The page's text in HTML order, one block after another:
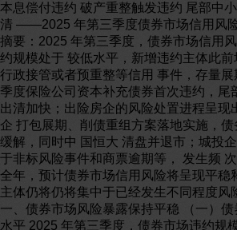
本息偿付违约 破产重整触发违约 尾部中小金融机构风险加快出清 ——2025 年第三季度债券市场信用风险分析 研发部 武博夫 摘要：2025 年第三季度，债券市场信用风险状况保持平稳，违约规模处于 较低水平，新增违约主体此前均已发生债券展期、行政接管或者预重整等信用 事件，存量展期债券稳步化解。三季度保险公司资本补充债券首次违约，尾部 中 小金融机构风险出清加快；出险房企的风险处置进程呈现出分化特征，部分 房企 打包展期、削债重组方案落地实施，债务压力得到不同程度缓解，同时中 国恒大 清盘并退市；城投企业信用风险事件集中于非标风险事件和商票逾期等， 发生频 次继续保持低位。展望全年，预计债券市场信用风险将呈现平稳释放态 势，新增 违约主体仍将仍将集中于已经发生不同程度风险暴露的尾部主体。 一、债券市场风险暴露保持平稳 （一）债券违约规模处于较低水平 2025 年第三季度，债券市场违约规模仍处于较低水平。全市场共有 7 支债 券发生违约，环比较二季度增加 4 支；违约金额共 亿元，较二季度增加 亿元，主要集中于“15 天安财险”到期本息兑付违约 亿元。累计来看， 2025 年前三季度债券市场违约金额共 亿元，同比下降 %，主要是由 于房地产企业新增违约数量减少导致。 图表 1. 债券市场季度违约金额（亿元） 数据来源：Wind、公司公告，新世纪评级整理。 20 18 Q 1 20 18 Q 2 20 18 Q 3 20 18 Q 4 20 19 Q 1 20 19 Q 2 20 19 Q 3 20 19 Q 4 20 20 Q 1 20 20 Q 2 20 20 Q 3 20 20 Q 4 20 21 Q 1 20 21 Q 2 20 21 Q 3 20 21 Q 4 20 22 Q 1 20 22 Q 2 20 22 Q 3 20 22 Q 4 20 23 Q 1 20 23 Q 2 20 23 Q 3 20 23 Q 4 20 24 Q 1 20 24 Q 2 20 24 Q 3 20 24 Q 4 20 25 Q 1 20 25 Q 2 20 25 Q 3 从券种来看，第三季度违约债券包括公开发行公司债、非公开发行公司债、 可转债与保险公司债资本补充债券等券种，其中“15 天安财险”为首支发生违约的 保险公司债，也是首支到期偿付违约的金融债券。 （二）尾部主体信用出清 2025 年第三季度违约债券共涉及 7 家发行人，其中 3 家发行人首次发生债 券违约，分别为深圳市中装建设集团股份有限公司（简称“中装建设）、湖北天 乾资产管理有限公司（简称“天乾资产”）和天安财产保险股份有限公司（简称 “天安财险”）。从违约方式来看，中装建设为破产重整触发违约，天乾资产和天 安财险均为债券偿付违约，这两家发行人此前曾分别于 2023 年 5 月和 2020 年 9 月首次债券展期。累计来看，2025 年前三季度债券市场新增违约主体共 9 家，较上年同期减少 10 家，新增违约主体此前均已发生债券展期、行政接管或 者预重整等信用事件，违约事件表现为尾部主体信用出清，债券市场风险暴露 情况整体上保持平稳。 图表 2. 2025 年第三季度债券市场新增违约主体 数据来源：Wind、公司公告，新世纪评级整理 从行业分布来看，三季度新增违约主体分别从事建筑与工程、不良资产管 理与财产保险行业。其中，中装建设为民营上市公司，2025 年 8 月 19 日公司被 法院裁定进入破产重整程序，其存续可转债“中装转 2”也随即提前到期并触发 违约。从违约原因来看，房地产信用风险外溢是中装建设发生违约的重要影响 因素，同时其治理问题也加剧了自身信用状况的恶化。 发行人 违约日期 违约方式 违约前的首 次展期日期 存续境内债 券余额（亿 元） Wind 四级 行业 企业所有 制性质 深圳市中装建设集 团股份有限公司 2025-08-19 破产重组 触发违约 未展期 建筑与工程 民营企业 湖北天乾资产管理 有限公司 2025-09-12 债券偿付 违约 2023-03-13 15 资产管理与 托管银行 民营企业 天安财产保险股份 有限公司 2025-09-30 债券偿付 违约 2020-09-30 53 财产与意外 伤害保险 中外合资 企业  中装建设 主要违约原因：（1）受上游房地产行业环境下行影响，经营业绩大幅下滑；（2）公 司存在财务造假等问题，内部财务管理混乱。 发行人概况：中装建设为民营上市公司，主要从事建筑装饰施工和物业管理等业 务。2022 年以来，由于受房地产项目订单减少等因素影响，中装建设经营状况显著恶 化，营业收入大幅下滑并出现大额亏损。此外公司还存在通过会计核算虚增利润的问 题，于 2025 年 4 月被证监会出具警告处分，相关责任人处以证券市场禁入处罚。2024 年 5 月，中装建设被债权人申请预重整。2025 年 8 月 19 日，公司正式进入破产重整程序。 存续债券情况：“中装转 2”于 2021 年 4 月上市发行，发行规模 亿元，发行期限 6 年。在中装建设正式进入破产程序之后，“中装转 2”相应提前到期触发违约，并于 2025 年 9 月 19 日起停止转股。除“中装转 2”之外，中装建设无其他存续债券。 除中装建设之外，三季度其余两家新增违约主体均为持牌金融机构，违约 事件反映出尾部中小金融机构风险出清加速。其中，天乾资产此前于 2023 年 5 月首次发生债券展期，除受间接控股股东武汉当代科技产业集团股份有限公司 （简称“当代科技”）违约事件影响导致外部支持力度削弱之外，也暴露出民营 AMC 风险管理薄弱、盈利模式单一等问题。  天乾资产 主要违约原因：（1）不良资产经营项目处置进度不及预期；（2）展期期间债务压力 不断累积，财务状况持续恶化；（3）间接控股股东破产重整，无法履行债券担保义务 发行人概况：天乾资产为湖北省民营AMC，主要业务包括在湖北省内开展金融企业 不良资产批量收购与处置、股权投资、债权投资、资产并购重组等。公司控股股东天盈投 资作为天乾资管的第一大股东，直接持股 %，并通过一致行动协议实际控制天乾资 管 %的表决权。2023 年“当代系”信用风险暴露，当代科技债券违约，天盈投资、 天乾资产均陆续发生债券展期。2025 年以来伴随当代科技进入破产重整，债券投资 人拒绝继续展期，天盈投资、天乾资产先后发生违约。 存续债券情况：天乾资产债券发行历史仅“20 天乾 01”和“20 天乾 02”两支非公开发行 公司债券，本金余额分别为 亿元和 亿元。其中“20 天乾 01”已兑付违约，“20 天乾 02”将于2026 年5 月6 日面临兑付。 天安财险原为“明天系”控制下的财产保险公司，2020 年 7 月被原银保监会 进行行政接管，此后对应付利息挂账。2025 年 6 月公司被金融监管总局处以行 政处罚并吊销业务许可证，其保单业务已被新成立的申能财产保险股份有限公 司（简称“申能财险”）接收。  天安财险 主要违约原因：（1）公司治理问题严重，违规向关联方输送利益；（2）经营模式较 为激进，存在期限错配问题，资本补充能力不足 发行人概况：天安财险成立于 1995 年，主要从事车险、信用保证保险等财产保险业 务。作为“明天系”控制的金融机构，天安财险经营模式较为激进，长期依赖短期投资型业 务扩大经营规模，形成较为严重的期限错配问题，资本补充压力较大。另一方面， 公司 治理严重失衡，内部控制薄弱，违规向关联方输送利益、违规担保以及虚假报送监 管材料等问题频发。由于长期存在关联方利益输送，天安财险发行次级资本债补充资本 后仍难以满足流动性压力。2020 年 7 月，天安财险等九家“明天系”金融机构被监管部 门接管。 存续债券情况：除“15 天安财险”之外发行人无其他存续债券。 （三）存量展期债券稳步化解 2025 年第三季度，债券市场展期规模继续保持在较低水平。三季度债券市 场共有 29 支债券展期，主要集中于数家出险房企达成债券打包展期；新增展期 债券 2 支，本金余额共 亿元，均为本季度首次展期主体正兴隆房地产（深 圳）有限公司（简称“正兴隆地产”）存续债券。 图表 3. 2025 年第三季度债券市场新增展期债项 数据来源：Wind、公司公告，新世纪评级整理  正兴隆地产 发行人简况：正兴隆地产为港股上市公司绿景（中国）地产投资有限公司（简称 “绿景中国地产”，股票代码：）境内经营主体。公司业务主要集中于大湾区地区 城市更新项目，近年来受房地产市场下行影响去化难度加大，2024 年亏损规模扩大。 2025 年 3 月绿景中国地产披露债务违约。此外，2025 年 1 月，由于存在非市场化发行公 司债券的问题，深圳市证监局对正兴隆地产采取出具警示函措施。 存续债券情况：正兴隆房地产仅有“H1 绿景 01”与“H1 绿景 02”两支债券存续， 本金 余额共 亿元，将均于 2026 年 8 月 17 日面临到期兑付，均由绿景中国地产提供担保。 目前两支债券本期利息资金已展期至兑付日，如果发行人未来资产变现或债务重 组等处置手段不及预期，存续债券仍将面临违约的可能。 累计来看，2025 年前三季度债券市场共有 6 支一般信用类债券 1 期资产支 持证券首次展期，金额共 亿元，同比下降 %，降幅显著。伴随房地 产信用风险暴露逐渐接近尾声，债券市场展期现象持续回落。从存量来看，截 至 2025 年 9 月末，债券市场共有 202 支一般信用类债券与 40 期资产支持证券仍 处于展期状态，存量展期本金余额共 亿元，较上年末下降 亿元。 从债务风险化解处置的角度来看，目前展期主体的处置方式以打包展期为主， 延长兑付期限、缓解短期偿债压力，此外部分出险房企已实现整体债务重组， 债券余额大幅削减，成为存量展期规模下降的主要原因。 发行人 证券简称 券种 展期日期 展期前余 额（亿 元） 展期类 型 展期金额 （万元） 说明 正兴隆房地产 （深圳）有限 公司 H1 绿景 01 公司债 2025-08-18 2025-09-30 付息 两次对 利息展 期H1 绿景 02 公司债 2025-08-18 2025-09-30 付息 图表 4. 债券市场新增与存量展期情况 资料来源：Wind，新世纪评级整理。资产支持证券支数按分层统计 二、尾部中小金融机构风险加快出清 2025 年第三季度天安财险资本补充债券到期兑付违约，成为首支发生违约 的保险公司债券，显示出尾部中小金融机构的出清进程明显加快。此前，包商 银行股份有限公司（简称“包商银行”）发行的商业银行次级债券“15 包商银行 二级”于 2020 年 11 月全额减记并且不再支付累计应付利息，成为首支发生违约的 金融债券。此外，天安人寿、西藏金租等金融债券发行人曾发生债券展期， 部分 地方 AMC 和融资租赁公司发行的公司债券也发生违约。 图表 5. 债券市场金融债偿付风险事件 发行人 债券简称 债券类型 时间 事件 是否计入 债券违约 2020-09-30 利息挂账展期 否天安财产保险股份 有限公司 15 天安财险 保险公司资 本补充债券 2025-09-30 兑付违约 是 天安人寿保险股份 有限公司 15 天安人寿 保险公司资 本补充债券 2020-12-29 利息挂账展期 否 包商银行股份有限 公司 15 包商银行二级 商业银行二 级资本债券 2020-11-13 全额减记并不 再支付利息 是 18 西藏租赁债 01 金融债券 2021-08-03 到期兑付展期 否西藏金融租赁有限 公司 19 西藏租赁债 01 金融债券 2022-08-09 到期兑付展期 否 数据来源：Wind、公司公告，新世纪评级整理 近年来面对金融控股集团企业风险的累积，监管部门通过行政接管、划转 承 接、市场化破产出清等方式稳妥推动金融领域风险化解。2020 年 7 月 17 日， 原 银保监会与证监会对九家“明天系”金融机构实施接管，包括四家保险公司、 两家信托公司、两家证券公司与一家期货公司。在接管过程中，监管部门首先 采取业务托管措施，对受接管金融机构的债权债务及资产负债情况进行全面摸 存量展期金额[右轴]存量展期支数 4,000 3,500 3,000 2,500 2,000 1,500 1,000 500 0 350 300 250 200 150 100 50 0 存量展期情况 金额[右轴]支数 800 700 600 500 400 300 200 100 0 80 70 60 50 40 30 20 10 0 展期债券数量和金额 20 18 Q 1 20 18 Q 3 20 19 Q 1 20 19 Q 3 20 20 Q 1 20 20 Q 3 20 21 Q 1 20 21 Q 3 20 22 Q 1 20 22 Q 3 20 23 Q 1 20 23 Q 3 20 24 Q 1 20 24 Q 3 20 25 Q 1 20 25 Q 3 底，重点排查通过信托、理财、股权基金等渠道向关联方违规输送利益的情况。 2025 年 6 月和 8 月，金融监管总局先后对天安财险等四家“明天系”保险机构作出 行政处罚，指出其公司治理混乱、内部控制失效、存在重大关联交易违规 行为， 对相关责任人处罚，并吊销天安财险、天安人寿保险股份有限公司（简称“天安人 寿”）与华夏人寿保险股份有限公司（简称“华夏人寿”）的保险业 务许可证。 图表 6. 金融监管总局对“明天系”四家保险公司处罚情况 机构 处罚时间 主要违法违规行为 行政处罚内容 天安财产保险股 份有限公司 2025-06- 13 公司治理报告与实际情况不符，部分拟任高 级管理人员未经任职资格许可即履职，违规 通过信托、存款、理财、股权基金投资向关 联方输送利益，未按照规定使用经批准的保 险条款、保险费率，向监管部门提供虚假报 告、报表、文件和资料等。 吊销业务许可证。 对责任人员警告并罚 款；撤销任职资格；行 业禁入。 天安人寿保险股 份有限公司 2025-06- 13 公司治理报告不真实，董事尽职报告存在不 实声明，薪酬管理报告不真实，高管在未取 得任职资格的情况下履行职责，违规将投资 资产用于担保或提供贷款，违规通过关联交 易向实际控制人输送利益等。 吊销业务许可证。 对责任人员警告并罚 款；撤销任职资格；行 业禁入。 易安财产保险股 份有限公司 2025-06- 06 违规资金运用损害公司利益，委托无保险中 介资质机构从事保险销售活动，保险条款和 保险费率违反规定，编制或者提供虚假的报 告、报表、文件、资料等 对责任人员警告并罚 款；撤销任职资格；行 业禁入。 华夏人寿保险股 份有限公司 2025-08- 01 报送的报告中存在虚假记载和重大遗漏、客 户信息不真实、产品宣传材料不合规、虚假 列支费用、违规大幅虚增偿付能力、违规运 用资金造成重大损失等 吊销业务许可证。 对责任人员警告并罚 款；撤销任职资格；行 业禁入。 数据来源：金融监管总局，新世纪评级整理 从处置措施来看，监管部门根据被接管金融机构自身实际情况，采用业务 承接、股权划转、破产清算等手段进行处理，确保风险得到妥善化解的同时存 量